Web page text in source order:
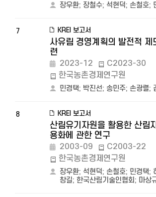
장우환; 장철수; 석현덕; 손철호;
7 KREI 보고서
사유림 경영계획의 발전적 제
련
2023-12
C2023-30
한국농촌경제연구원
민경택; 박진선; 송민주; 손광렬;
8 KREI 보고서
산림유기자원을 활용한 산림
용화에 관한 연구
2003-09
C2003-22
한국농촌경제연구원
장우환; 석현덕; 손철호; 민경택;
창길; 한국산림기술인협회 ; 마상